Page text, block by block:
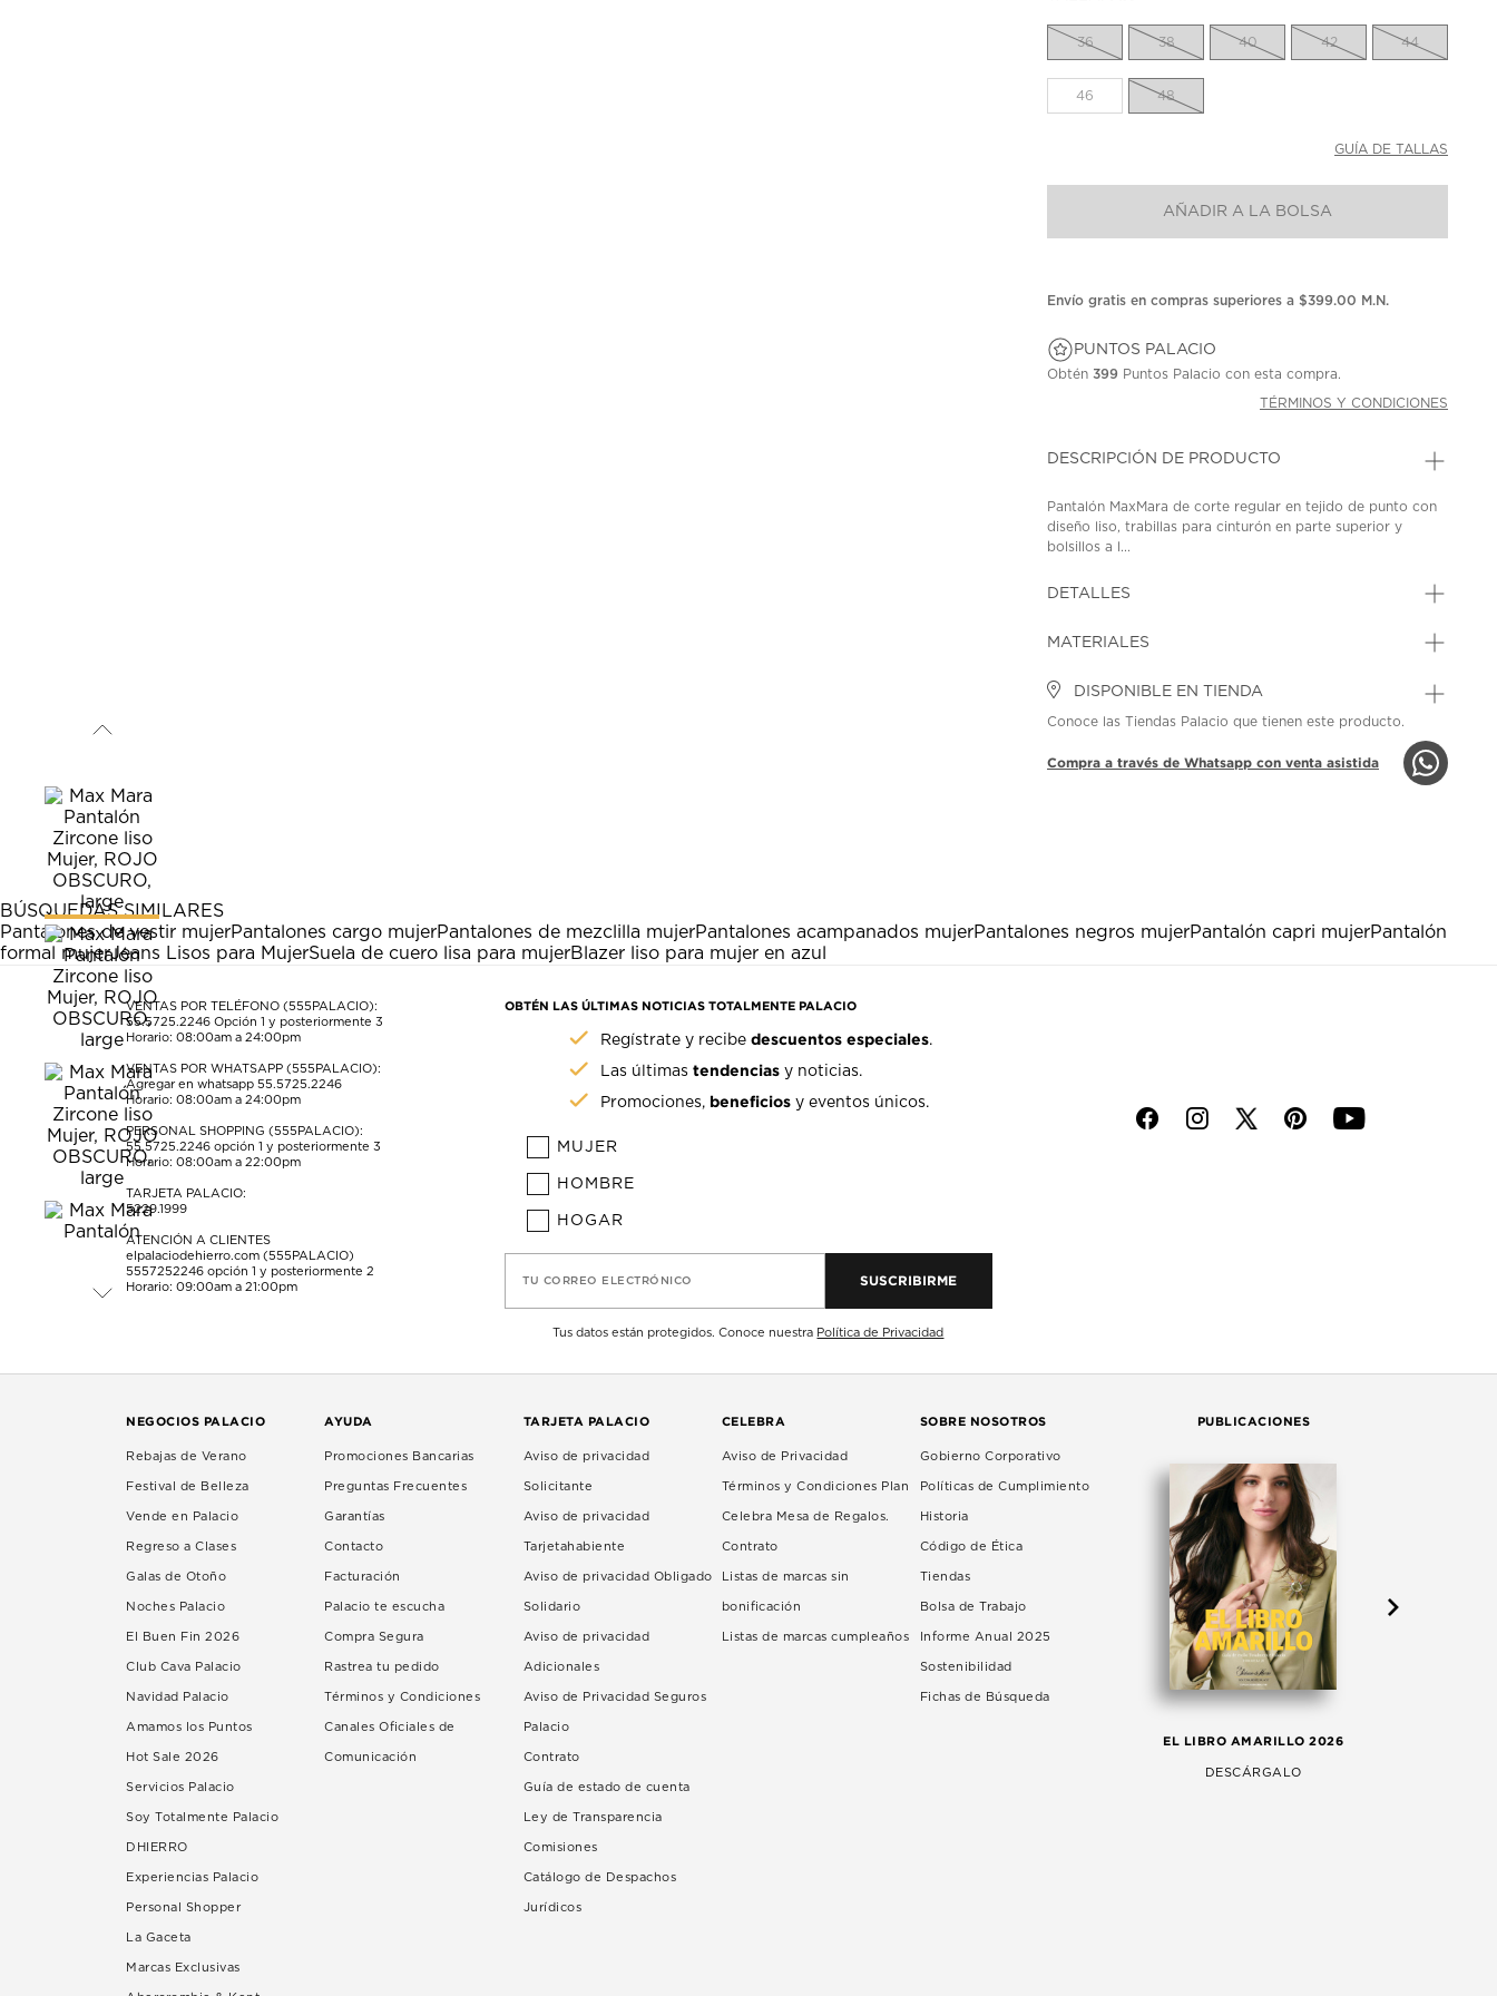
36 38 40 42 44
46 48
GUÍA DE TALLAS
AÑADIR A LA BOLSA
Envío gratis en compras superiores a $399.00 M.N.
PUNTOS PALACIO
Obtén399 Puntos Palacio con esta compra.
TÉRMINOS Y CONDICIONES
DESCRIPCIÓN DE PRODUCTO
Pantalón MaxMara de corte regular en tejido de punto con
diseño liso, trabillas para cinturón en parte superior y
bolsillos a l...
DETALLES
MATERIALES
DISPONIBLE EN TIENDA
Conoce las Tiendas Palacio que tienen este producto.
Compra a través de Whatsapp con venta asistida
BÚSQUEDAS SIMILARES
Pantalones de vestir mujerPantalones cargo mujerPantalones de mezclilla mujerPantalones acampanados mujerPantalones negros mujerPantalón capri mujerPantalón
formal mujerJeans Lisos para MujerSuela de cuero lisa para mujerBlazer liso para mujer en azul
VENTAS POR TELÉFONO (555PALACIO):
55.5725.2246 Opción 1 y posteriormente 3
Horario: 08:00am a 24:00pm
VENTAS POR WHATSAPP (555PALACIO):
Agregar en whatsapp 55.5725.2246
Horario: 08:00am a 24:00pm
PERSONAL SHOPPING (555PALACIO):
55.5725.2246 opción 1 y posteriormente 3
Horario: 08:00am a 22:00pm
TARJETA PALACIO:
5229.1999
ATENCIÓN A CLIENTES
elpalaciodehierro.com (555PALACIO)
5557252246 opción 1 y posteriormente 2
Horario: 09:00am a 21:00pm
OBTÉN LAS ÚLTIMAS NOTICIAS TOTALMENTE PALACIO
Regístrate y recibedescuentos especiales.
Las últimastendencias y noticias.
Promociones, beneficios y eventos únicos.
MUJER
HOMBRE
HOGAR
TU CORREO ELECTRÓNICO SUSCRIBIRME
Tus datos están protegidos. Conoce nuestra Política de Privacidad
f i p y
NEGOCIOS PALACIO
Rebajas de Verano
Festival de Belleza
Vende en Palacio
Regreso a Clases
Galas de Otoño
Noches Palacio
El Buen Fin 2026
Club Cava Palacio
Navidad Palacio
Amamos los Puntos
Hot Sale 2026
Servicios Palacio
Soy Totalmente Palacio
DHIERRO
Experiencias Palacio
Personal Shopper
La Gaceta
Marcas Exclusivas
AYUDA
Promociones Bancarias
Preguntas Frecuentes
Garantías
Contacto
Facturación
Palacio te escucha
Compra Segura
Rastrea tu pedido
Términos y Condiciones
Canales Oficiales de
Comunicación
TARJETA PALACIO
Aviso de privacidad
Solicitante
Aviso de privacidad
Tarjetahabiente
Aviso de privacidad Obligado
Solidario
Aviso de privacidad
Adicionales
Aviso de Privacidad Seguros
Palacio
Contrato
Guía de estado de cuenta
Ley de Transparencia
Comisiones
Catálogo de Despachos
Jurídicos
CELEBRA
Aviso de Privacidad
Términos y Condiciones Plan
Celebra Mesa de Regalos.
Contrato
Listas de marcas sin
bonificación
Listas de marcas cumpleaños
SOBRE NOSOTROS
Gobierno Corporativo
Políticas de Cumplimiento
Historia
Código de Ética
Tiendas
Bolsa de Trabajo
Informe Anual 2025
Sostenibilidad
Fichas de Búsqueda
PUBLICACIONES
EL LIBRO AMARILLO 2026
DESCÁRGALO